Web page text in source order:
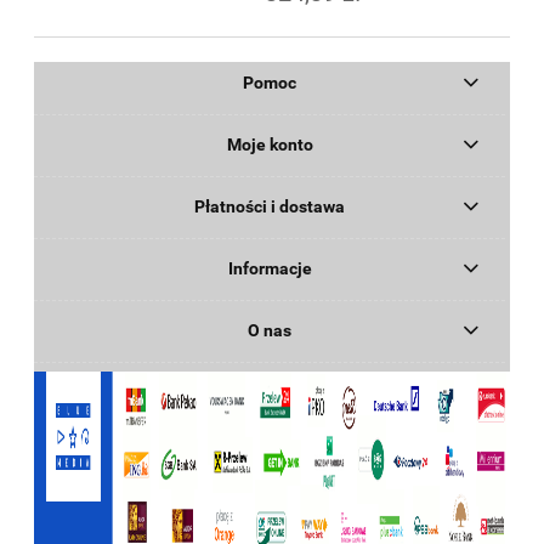
Pomoc
Moje konto
Płatności i dostawa
Informacje
O nas